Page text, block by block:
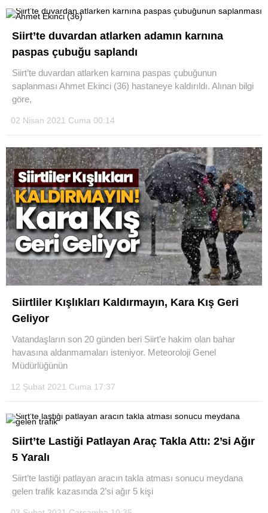
Siirt’te duvardan atlarken adamın karnına
paspas çubuğu saplandı
Siirt’te duvardan atlarken karnına paspas çubuğunun
saplanması Ahmet Ekinci (36) hastaneye kaldırıldı. Alınan bilgi
göre,
02 Nisan 2021 Cuma 00:14
Siirtliler Kışlıkları Kaldırmayın, Kara Kış Geri
Geliyor
Vatandaşların son 20 günden beri Siirt’e hakim olan bahar
havasına aldanmamaları isteniyor. Meteoroloji Genel
Müdürlüğünün
12 Şubat 2021 Cuma 17:37
Siirt’te Lastiği Patlayan Araç Takla Attı: 2’si Ağır
5 Yaralı
Siirt’te lastiği patlayan aracın takla atması sonucu meydana
gelen trafik kazasında 2’si ağır 5 kişi